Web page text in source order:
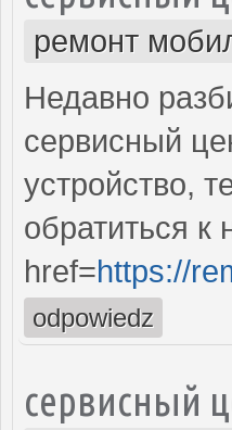
ремонт
Недавно
сервисный
устройство,
обратиться
href=https://
odpowiedz
сервисный